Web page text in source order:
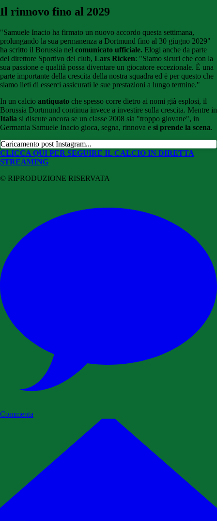
Il rinnovo fino al 2029
"Samuele Inacio ha firmato un nuovo accordo questa settimana,
prolungando la sua permanenza a Dortmund fino al 30 giugno 2029"
ha scritto il Borussia nel comunicato ufficiale. Elogi anche da parte
del direttore Sportivo del club, Lars Ricken: "Siamo sicuri che con la
sua passione e qualità possa diventare un giocatore eccezionale. È una
parte importante della crescita della nostra squadra ed è per questo che
siamo lieti di esserci assicurati le sue prestazioni a lungo termine."
In un calcio antiquato che spesso corre dietro ai nomi già esplosi, il
Borussia Dortmund continua invece a investire sulla crescita. Mentre in
Italia si discute ancora se un classe 2008 sia "troppo giovane", in
Germania Samuele Inacio gioca, segna, rinnova e si prende la scena.
Caricamento post Instagram...
CLICCA QUI PER SEGUIRE IL CALCIO IN DIRETTA
STREAMING
© RIPRODUZIONE RISERVATA
Commenta